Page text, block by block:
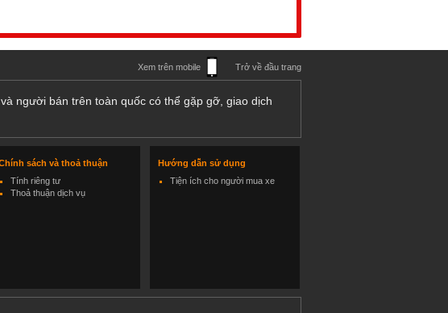
Xem trên mobile Trở về đầu trang
người bán trên toàn quốc có thể gặp gỡ, giao dịch
sách và thoả thuận
Tính riêng tư
Thoả thuận dịch vụ
Hướng dẫn sử dụng
Tiện ích cho người mua xe